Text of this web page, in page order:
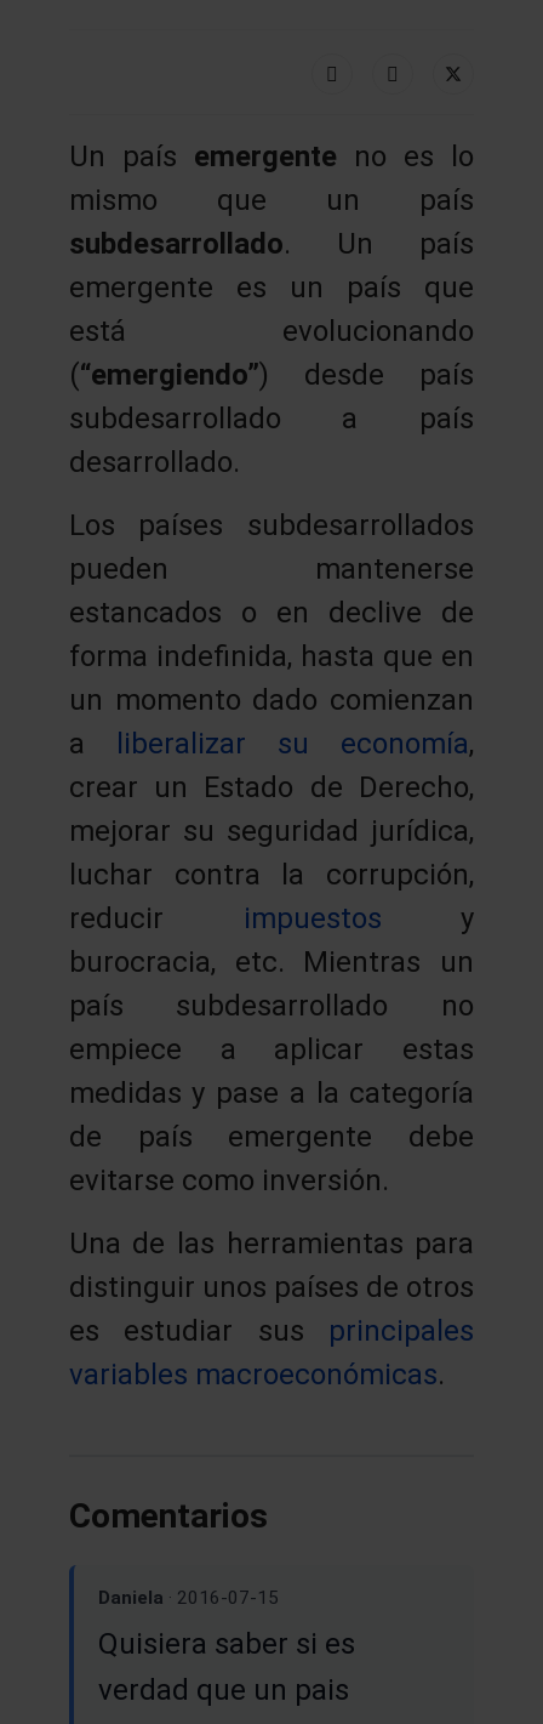
Un país emergente no es lo
mismo que un país
subdesarrollado. Un país
emergente es un país que
está evolucionando
(“emergiendo”) desde país
subdesarrollado a país
desarrollado.
Los países subdesarrollados
pueden mantenerse
estancados o en declive de
forma indefinida, hasta que en
un momento dado comienzan
a liberalizar su economía,
crear un Estado de Derecho,
mejorar su seguridad jurídica,
luchar contra la corrupción,
reducir impuestos y
burocracia, etc. Mientras un
país subdesarrollado no
empiece a aplicar estas
medidas y pase a la categoría
de país emergente debe
evitarse como inversión.
Una de las herramientas para
distinguir unos países de otros
es estudiar sus principales
variables macroeconómicas.
Comentarios
Daniela · 2016-07-15
Quisiera saber si es
verdad que un pais